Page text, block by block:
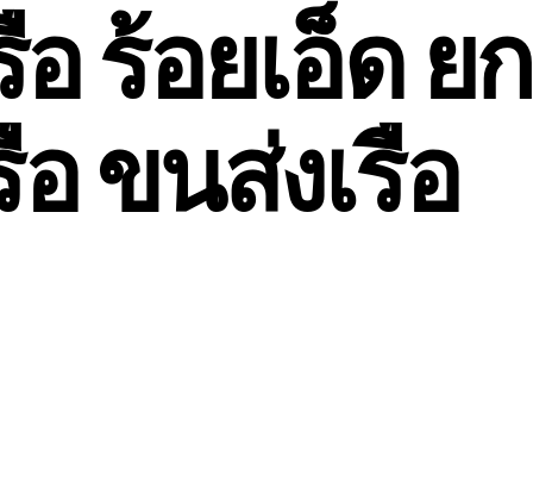
ร้อยเอ็ด ยก
อ ขนส่งเรือ